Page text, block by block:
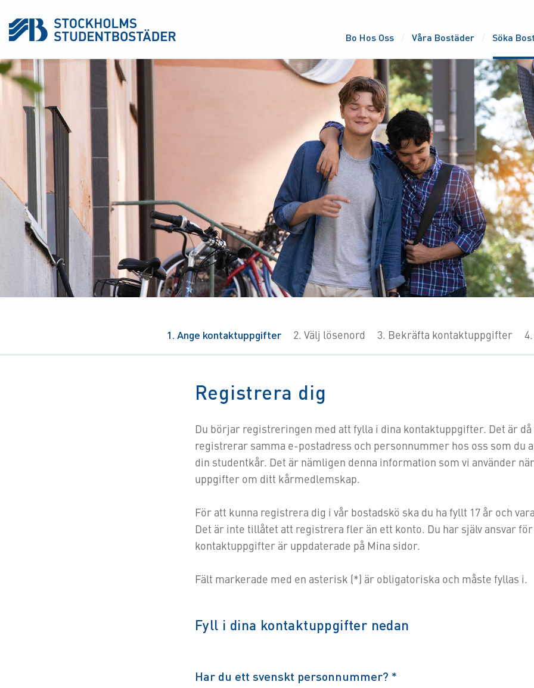
Bo Hos Oss Våra Bostäder Söka
1 Ange kontaktuppgifter 2 Välj lösenord 3 Bekräfta kontaktuppgifter 4
Registrera dig
Du börjar registreringen med att fylla i dina kontaktuppgifter. Det är
registrerar samma e-postadress och personnummer hos oss som du
din studentkår. Det är nämligen denna information som vi använder
uppgifter om ditt kårmedlemskap.
För att kunna registrera dig i vår bostadskö ska du ha fyllt 17 år och
Det är inte tillåtet att registrera fler än ett konto. Du har själv ansvar
kontaktuppgifter är uppdaterade på Mina sidor.
Fält markerade med en asterisk (*) är obligatoriska och måste fyllas i.
Fyll i dina kontaktuppgifter nedan
Har du ett svenskt personnummer? *